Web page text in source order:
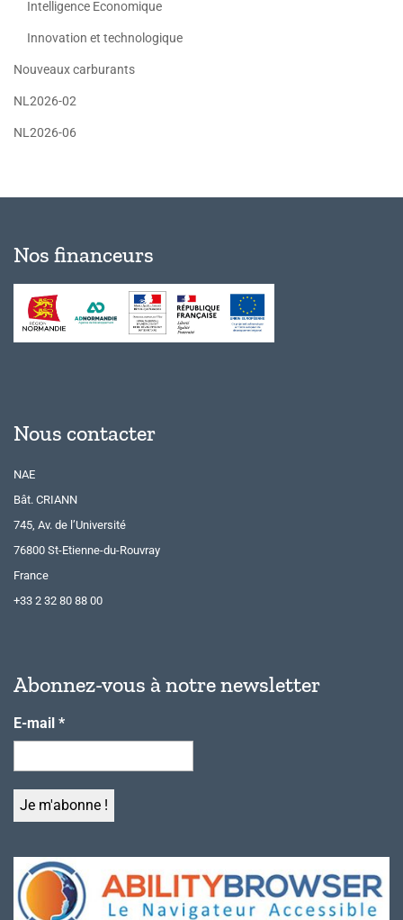
Intelligence Economique
Innovation et technologique
Nouveaux carburants
NL2026-02
NL2026-06
Nos financeurs
Nous contacter
NAE
Bât. CRIANN
745, Av. de l’Université
76800 St-Etienne-du-Rouvray
France
+33 2 32 80 88 00
Abonnez-vous à notre newsletter
E-mail *